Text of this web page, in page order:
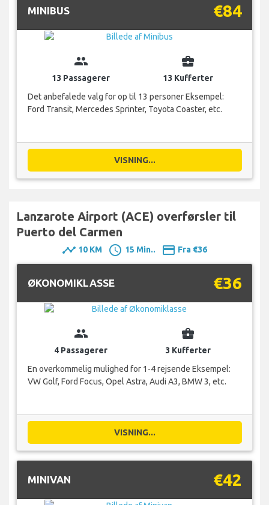
MINIBUS €84
group
13 Passagerer
business_center
13 Kufferter
Det anbefalede valg for op til 13 personer Eksempel:
Ford Transit, Mercedes Sprinter, Toyota Coaster, etc.
VISNING...
Lanzarote Airport (ACE) overførsler til
Puerto del Carmen
timeline 10 KM schedule 15 Min.. payment Fra €36
ØKONOMIKLASSE €36
group
4 Passagerer
business_center
3 Kufferter
En overkommelig mulighed for 1-4 rejsende Eksempel:
VW Golf, Ford Focus, Opel Astra, Audi A3, BMW 3, etc.
VISNING...
MINIVAN €42